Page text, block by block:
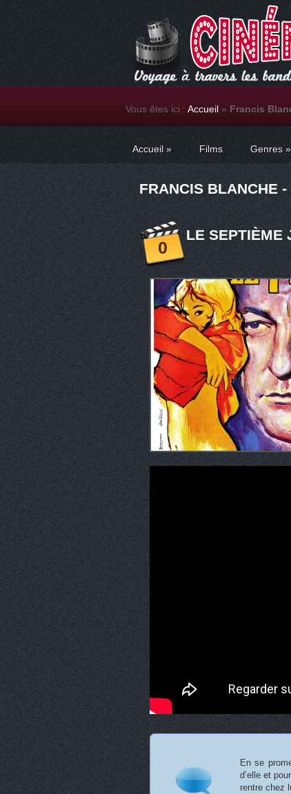
Vous êtes ici : Accueil » Francis
Accueil » Films Genres»
FRANCIS BLANCHE
0
LE SEPTIÈME
En se
d’elle et
rentre chez